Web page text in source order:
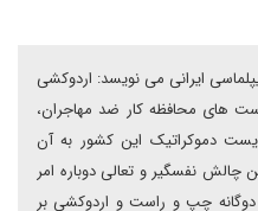
ایرانی می نویسد: اردوکشی
های محافظه کار ضد مهاجران،
دموکراتیک این کشور به آن
چالش نفسگیر و تعالی دوباره امر
چپ و راست و اردوکشی بر